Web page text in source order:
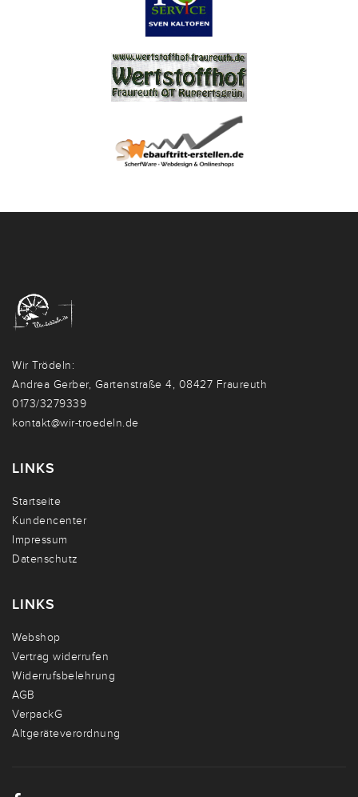
Wir Trödeln:
Andrea Gerber, Gartenstraße 4, 08427 Fraureuth
0173/3279339
kontakt@wir-troedeln.de
LINKS
Startseite
Kundencenter
Impressum
Datenschutz
LINKS
Webshop
Vertrag widerrufen
Widerrufsbelehrung
AGB
VerpackG
Altgeräteverordnung